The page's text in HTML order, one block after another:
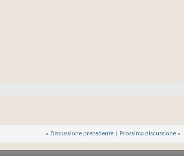
« Discussione precedente| Prossima discussione »